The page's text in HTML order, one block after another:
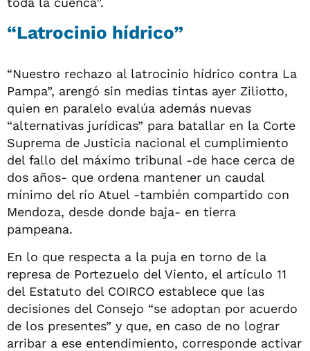
“Latrocinio hídrico”
“Nuestro rechazo al latrocinio hídrico contra La
Pampa”, arengó sin medias tintas ayer Ziliotto,
quien en paralelo evalúa además nuevas
“alternativas jurídicas” para batallar en la Corte
Suprema de Justicia nacional el cumplimiento
del fallo del máximo tribunal -de hace cerca de
dos años- que ordena mantener un caudal
mínimo del río Atuel -también compartido con
Mendoza, desde donde baja- en tierra
pampeana.
En lo que respecta a la puja en torno de la
represa de Portezuelo del Viento, el artículo 11
del Estatuto del COIRCO establece que las
decisiones del Consejo “se adoptan por acuerdo
de los presentes” y que, en caso de no lograr
arribar a ese entendimiento, corresponde activar